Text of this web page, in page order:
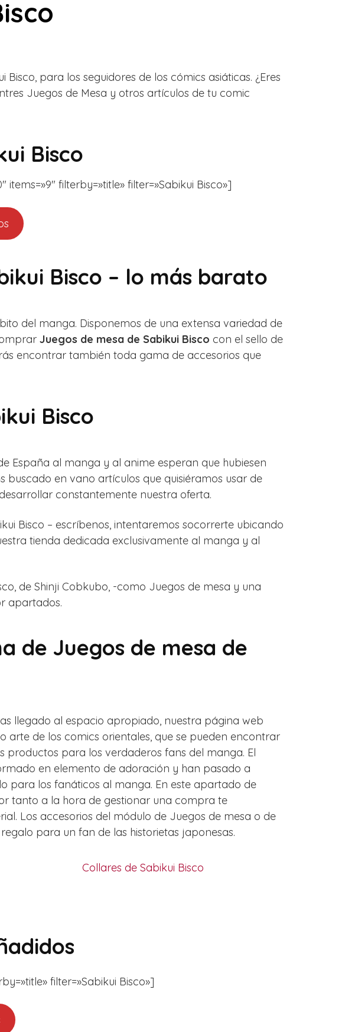
para los seguidores de los cómics asiáticas. ¿Eres
Juegos de Mesa y otros artículos de tu comic
Bisco
filterby=»title» filter=»Sabikui Bisco»]
Bisco – lo más barato
del manga. Disponemos de una extensa variedad de
Juegos de mesa de Sabikui Bisco con el sello de
encontrar también toda gama de accesorios que
Bisco
España al manga y al anime esperan que hubiesen
buscado en vano artículos que quisiéramos usar de
constantemente nuestra oferta.
Bisco – escríbenos, intentaremos socorrerte ubicando
tienda dedicada exclusivamente al manga y al
de Shinji Cobkubo, -como Juegos de mesa y una
apartados.
de Juegos de mesa de
llegado al espacio apropiado, nuestra página web
de los comics orientales, que se pueden encontrar
productos para los verdaderos fans del manga. El
en elemento de adoración y han pasado a
para los fanáticos al manga. En este apartado de
tanto a la hora de gestionar una compra te
Los accesorios del módulo de Juegos de mesa o de
para un fan de las historietas japonesas.
Collares de Sabikui Bisco
filter=»Sabikui Bisco»]